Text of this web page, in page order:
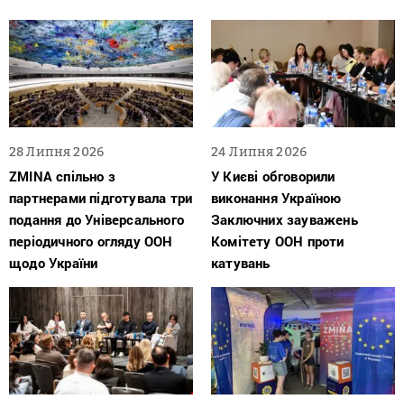
28 Липня 2026
ZMINA спільно з
партнерами підготувала три
подання до Універсального
періодичного огляду ООН
щодо України
24 Липня 2026
У Києві обговорили
виконання Україною
Заключних зауважень
Комітету ООН проти
катувань